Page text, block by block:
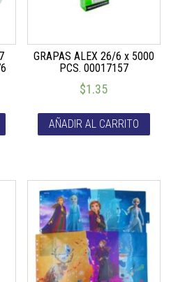
GRAPAS ALEX 26/6 x 5000
PCS. 00017157
$1.35
AÑADIR AL CARRITO